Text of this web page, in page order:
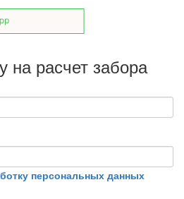
на расчет забора
персональных данных